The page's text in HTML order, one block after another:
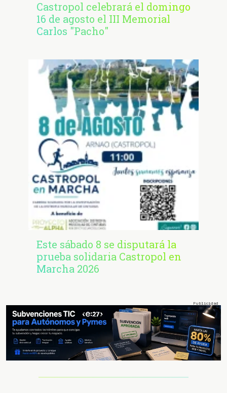
Castropol celebrará el domingo
16 de agosto el III Memorial
Carlos "Pacho"
Este sábado 8 se disputará la
prueba solidaria Castropol en
Marcha 2026